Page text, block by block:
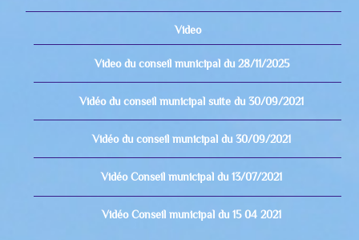
Video
Video du conseil municipal du 28/11/2025
Vidéo du conseil municipal suite du 30/09/2021
Vidéo du conseil municipal du 30/09/2021
Vidéo Conseil municipal du 13/07/2021
Vidéo Conseil municipal du 15 04 2021